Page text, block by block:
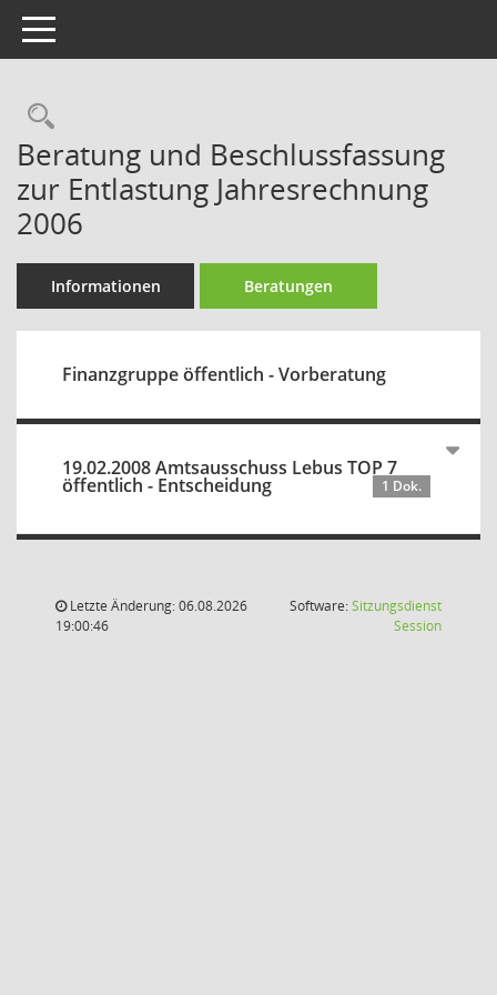
Toggle navigation
Rechercheauswahl
Beratung und Beschlussfassung
zur Entlastung Jahresrechnung
2006
Informationen Beratungen
Finanzgruppe öffentlich - Vorberatung
19.02.2008 Amtsausschuss Lebus TOP 7
öffentlich - Entscheidung 1 Dok.
Letzte Änderung: 06.08.2026
19:00:46
Software:Sitzungsdienst
Session(Wird in